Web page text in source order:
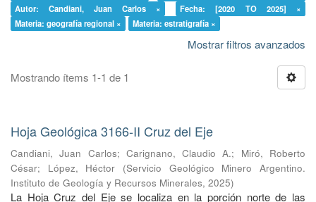
Autor: Candiani, Juan Carlos ×
Fecha: [2020 TO 2025] ×
Materia: geografía regional ×
Materia: estratigrafía ×
Mostrar filtros avanzados
Mostrando ítems 1-1 de 1
Hoja Geológica 3166-II Cruz del Eje
Candiani, Juan Carlos; Carignano, Claudio A.; Miró, Roberto
César; López, Héctor (Servicio Geológico Minero Argentino.
Instituto de Geología y Recursos Minerales, 2025)
La Hoja Cruz del Eje se localiza en la porción norte de las